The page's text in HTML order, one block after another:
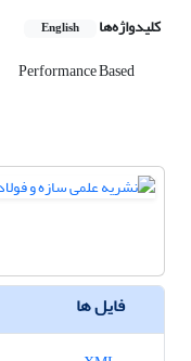
کلیدواژه‌ها English
Performance Based
فایل ها